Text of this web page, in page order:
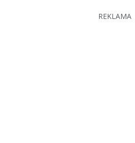
REKLAMA